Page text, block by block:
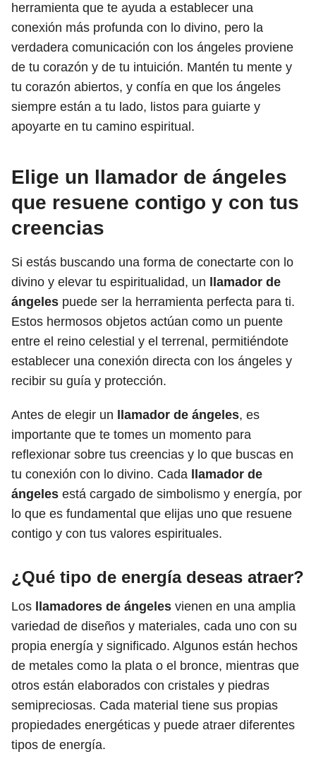
herramienta que te ayuda a establecer una
conexión más profunda con lo divino, pero la
verdadera comunicación con los ángeles proviene
de tu corazón y de tu intuición. Mantén tu mente y
tu corazón abiertos, y confía en que los ángeles
siempre están a tu lado, listos para guiarte y
apoyarte en tu camino espiritual.
Elige un llamador de ángeles
que resuene contigo y con tus
creencias
Si estás buscando una forma de conectarte con lo
divino y elevar tu espiritualidad, un
llamador de
ángeles puede ser la herramienta perfecta para ti.
Estos hermosos objetos actúan como un puente
entre el reino celestial y el terrenal, permitiéndote
establecer una conexión directa con los ángeles y
recibir su guía y protección.
Antes de elegir un llamador de ángeles, es
importante que te tomes un momento para
reflexionar sobre tus creencias y lo que buscas en
tu conexión con lo divino. Cada
llamador de
ángeles está cargado de simbolismo y energía, por
lo que es fundamental que elijas uno que resuene
contigo y con tus valores espirituales.
¿Qué tipo de energía deseas atraer?
Los llamadores de ángeles vienen en una amplia
variedad de diseños y materiales, cada uno con su
propia energía y significado. Algunos están hechos
de metales como la plata o el bronce, mientras que
otros están elaborados con cristales y piedras
semipreciosas. Cada material tiene sus propias
propiedades energéticas y puede atraer diferentes
tipos de energía.